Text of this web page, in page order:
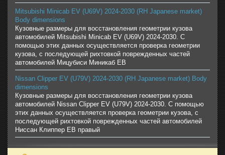
Mitsubishi Minicab EV (U69V) 2024-2030 (RH Japanese market)
Body dimensions
Кузовные размеры для восстановления геометрии кузова
автомобилей Mitsubishi Minicab EV (U69V) 2024-2030. С
помощью этих данных осуществляется проверка геометрии
кузова, с последующей рихтовкой поврежденных частей
автомобилей Мицубиси Миникаб ЕВ
Nissan Clipper EV (U79V) 2024-2030 (RH Japanese market) Body
dimensions
Кузовные размеры для восстановления геометрии кузова
автомобилей Nissan Clipper EV (U79V) 2024-2030. С помощью
этих данных осуществляется проверка геометрии кузова, с
последующей рихтовкой поврежденных частей автомобилей
Ниссан Клиппер ЕВ правый